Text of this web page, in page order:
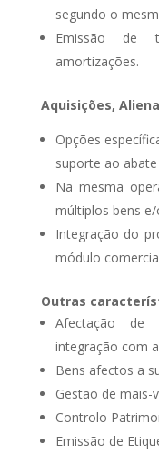
segundo o
Emissão de
amortizações.
Aquisições,
Opções
suporte ao
Na mesma
múltiplos bens
Integração do
módulo
Outras
Afectação de
integração com
Bens afectos a
Gestão de mais-
Controlo
Emissão de